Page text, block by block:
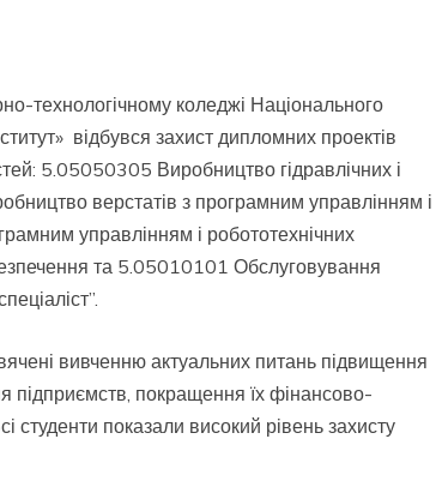
технологічному коледжі Національного
відбувся захист дипломних проектів
5.05050305 Виробництво гідравлічних і
верстатів з програмним управлінням і
управлінням і робототехнічних
та 5.05010101 Обслуговування
вивченню актуальних питань підвищення
підприємств, покращення їх фінансово-
студенти показали високий рівень захисту